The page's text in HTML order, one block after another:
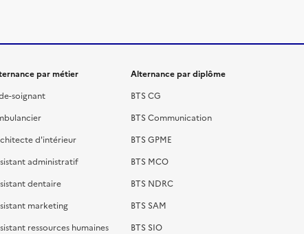
par métier
soignant
d'intérieur
administratif
dentaire
marketing
ressources humaines
Alternance par diplôme
BTS CG
BTS Communication
BTS GPME
BTS MCO
BTS NDRC
BTS SAM
BTS SIO